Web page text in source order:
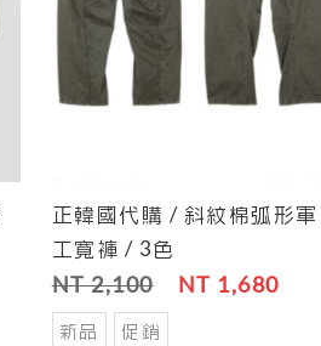
Cart
正韓國代購 / 斜紋棉弧形軍
工寬褲 / 3色
NT 2,100 NT 1,680
新品 促銷